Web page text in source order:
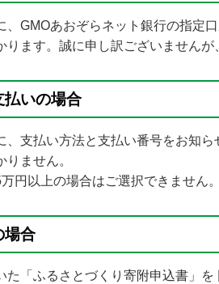
、GMOあおぞらネット銀行の指定
ます。誠に申し訳ございませんが
払いの場合
、支払い方法と支払い番号をお知
ません。
円以上の場合はご選択できません。
場合
た「ふるさとづくり寄附申込書」